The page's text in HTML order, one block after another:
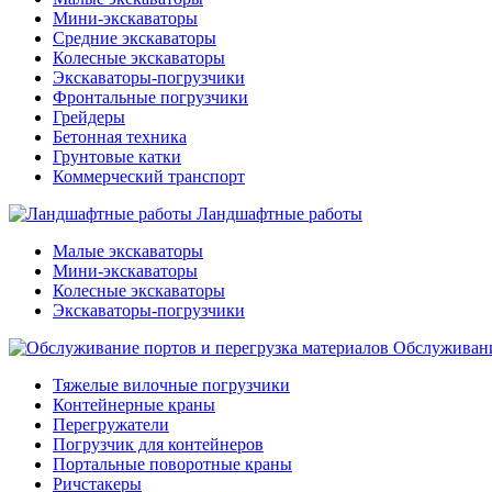
Мини-экскаваторы
Средние экскаваторы
Колесные экскаваторы
Экскаваторы-погрузчики
Фронтальные погрузчики
Грейдеры
Бетонная техника
Грунтовые катки
Коммерческий транспорт
Ландшафтные работы
Малые экскаваторы
Мини-экскаваторы
Колесные экскаваторы
Экскаваторы-погрузчики
Тяжелые вилочные погрузчики
Контейнерные краны
Перегружатели
Погрузчик для контейнеров
Портальные поворотные краны
Ричстакеры